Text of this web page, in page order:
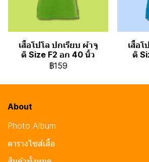
เสื้อโปโล ปกเรียบ ผ้าจู
ติ Size F2 อก 40 นิ้ว
฿159
เสื้อโ
ติ
About
Photo Album
ตารางไซส์เสื้อ